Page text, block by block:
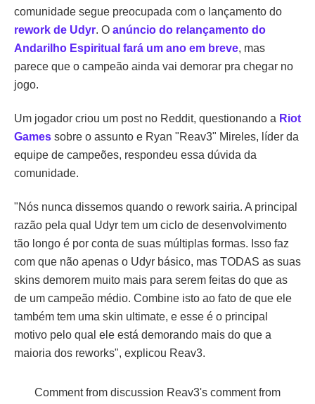
comunidade segue preocupada com o lançamento do
rework de Udyr. O anúncio do relançamento do
Andarilho Espiritual fará um ano em breve, mas
parece que o campeão ainda vai demorar pra chegar no
jogo.
Um jogador criou um post no Reddit, questionando a Riot
Games sobre o assunto e Ryan "Reav3" Mireles, líder da
equipe de campeões, respondeu essa dúvida da
comunidade.
"Nós nunca dissemos quando o rework sairia. A principal
razão pela qual Udyr tem um ciclo de desenvolvimento
tão longo é por conta de suas múltiplas formas. Isso faz
com que não apenas o Udyr básico, mas TODAS as suas
skins demorem muito mais para serem feitas do que as
de um campeão médio. Combine isto ao fato de que ele
também tem uma skin ultimate, e esse é o principal
motivo pelo qual ele está demorando mais do que a
maioria dos reworks", explicou Reav3.
Commentfrom discussion Reav3's comment from